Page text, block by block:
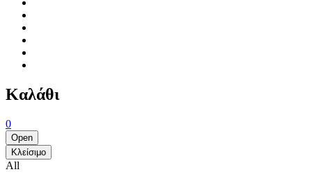
Καλάθι
0
Open
Κλείσιμο
All